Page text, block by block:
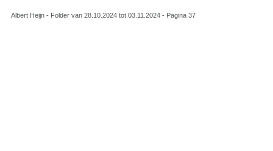
Albert Heijn - Folder van 28.10.2024 tot 03.11.2024 - Pagina 37